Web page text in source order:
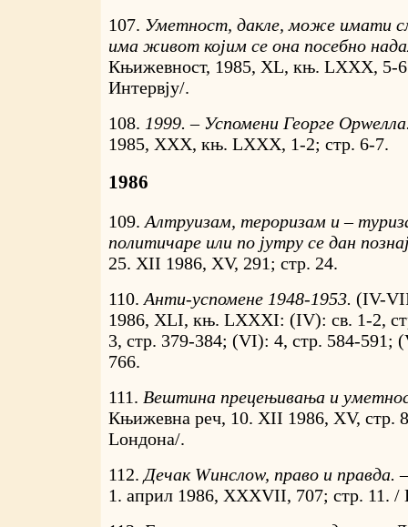
107. Уметност, дакле, може имати
има живот којим се она посебно
Књижевност, 1985, XL, књ. LXXX, 5-
Интервју/.
108. 1999. – Успомени Георге
1985, XXX, књ. LXXX, 1-2; стр. 6-7.
1986
109. Алтруизам, тероризам и –
политичаре или по јутру се дан
25. XII 1986, XV, 291; стр. 24.
110. Анти-успомене 1948-1953. (IV-
1986, XLI, књ. LXXXI: (IV): св. 1-2,
3, стр. 379-384; (VI): 4, стр. 584-591;
766.
111. Вештина прецењивања и
Књижевна реч, 10. XII 1986, XV, стр.
Lондона/.
112. Дечак Wинслоw, право и правда.
1. април 1986, XXXVII, 707; стр. 11.